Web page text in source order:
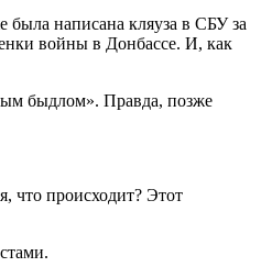
была написана кляуза в СБУ за
войны в Донбассе. И, как
быдлом». Правда, позже
что происходит? Этот